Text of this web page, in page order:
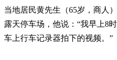
当地居民黄先生（65岁，商人
露天停车场，他说：“我早上8
车上行车记录器拍下的视频。”